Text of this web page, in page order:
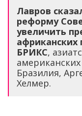
Лавров
реформу
увеличить
африканских
БРИКС,
американских
Бразилия,
Хелмер.